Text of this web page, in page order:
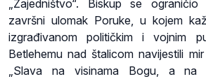
„Zajedništvo“. Biskup se
završni ulomak Poruke, u kojem
izgrađivanom političkim i vojnim
Betlehemu nad štalicom navijestili
„Slava na visinama Bogu, a na